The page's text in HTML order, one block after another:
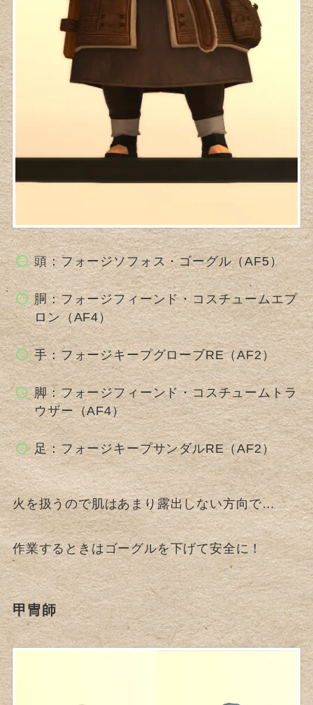
頭：フォージソフォス・ゴーグル（AF5）
胴：フォージフィーンド・コスチュームエプ
ロン（AF4）
手：フォージキープグローブRE（AF2）
脚：フォージフィーンド・コスチュームトラ
ウザー（AF4）
足：フォージキープサンダルRE（AF2）
火を扱うので肌はあまり露出しない方向で…
作業するときはゴーグルを下げて安全に！
甲冑師